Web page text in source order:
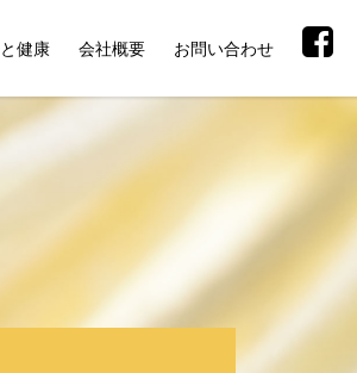
健康 会社概要 お問い合わせ